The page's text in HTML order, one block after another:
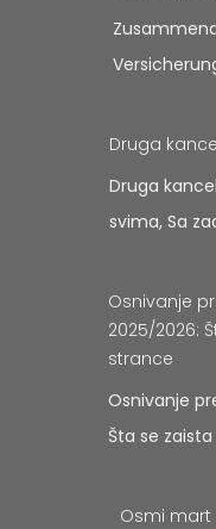
Druga
Druga
svima, Sa
Osnivanje
2025/2026:
strance
Osnivanje
Šta se
Osmi mart